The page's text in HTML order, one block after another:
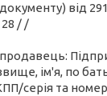
від
/ /
ім'я, по
серія та номер